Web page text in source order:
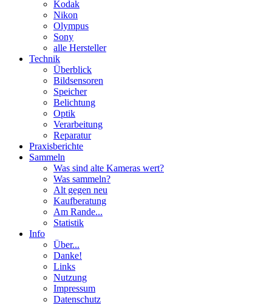
Kodak
Nikon
Olympus
Sony
alle Hersteller
Technik
Überblick
Bildsensoren
Speicher
Belichtung
Optik
Verarbeitung
Reparatur
Praxisberichte
Sammeln
Was sind alte Kameras wert?
Was sammeln?
Alt gegen neu
Kaufberatung
Am Rande...
Statistik
Info
Über...
Danke!
Links
Nutzung
Impressum
Datenschutz